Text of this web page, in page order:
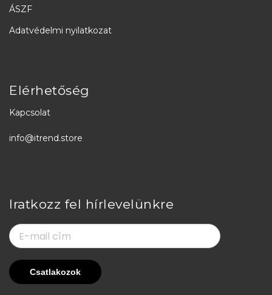
ÁSZF
Adatvédelmi nyilatkozat
Elérhetőség
Kapcsolat
info@itrend.store
Iratkozz fel hírlevelünkre